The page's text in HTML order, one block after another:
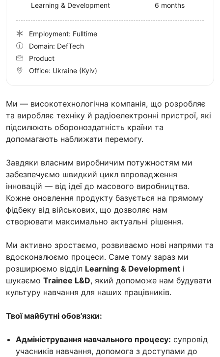
Ми — високотехнологічна компанія, що розробляє
та виробляє техніку й радіоелектронні пристрої, які
підсилюють обороноздатність країни та
допомагають наближати перемогу.
Завдяки власним виробничим потужностям ми
забезпечуємо швидкий цикл впровадження
інновацій — від ідеї до масового виробництва.
Кожне оновлення продукту базується на прямому
фідбеку від військових, що дозволяє нам
створювати максимально актуальні рішення.
Ми активно зростаємо, розвиваємо нові напрями та
вдосконалюємо процеси. Саме тому зараз ми
розширюємо відділ Learning & Development і
шукаємо Trainee L&D, який допоможе нам будувати
культуру навчання для наших працівників.
Твої майбутні обов’язки:
Адміністрування навчального процесу: супровід
учасників навчання, допомога з доступами до
Learning & Development
6 months
Employment: Fulltime
Domain: DefTech
Product
Office: Ukraine (Kyiv)